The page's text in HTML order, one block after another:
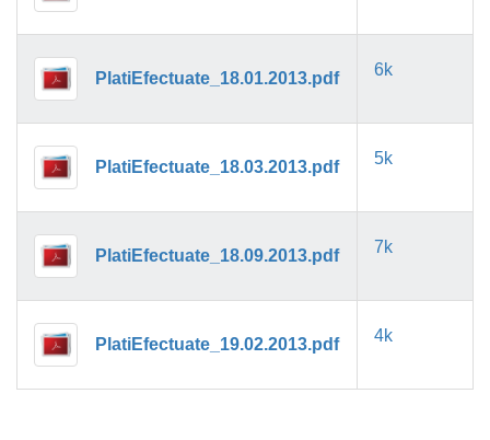
PlatiEfectuate_18.01.2013.pdf 6k
PlatiEfectuate_18.03.2013.pdf 5k
PlatiEfectuate_18.09.2013.pdf 7k
PlatiEfectuate_19.02.2013.pdf 4k